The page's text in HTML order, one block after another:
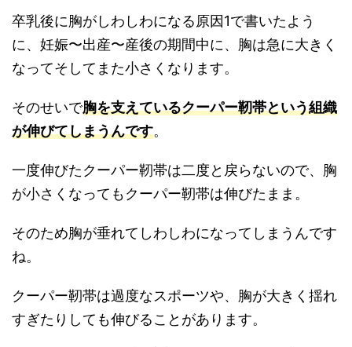
卒乳後に胸がしわしわになる原因1で書いたよう
に、妊娠〜出産〜産後の期間中に、胸は急に大きく
なってそしてまた小さくなります。
そのせいで胸を支えているクーパー靭帯という組織
が伸びてしまうんです。
一度伸びたクーパー靭帯は二度と戻らないので、胸
が小さくなってもクーパー靭帯は伸びたまま。
そのため胸が垂れてしわしわになってしまうんです
ね。
クーパー靭帯は過度なスポーツや、胸が大きく揺れ
すぎたりしても伸びることがあります。